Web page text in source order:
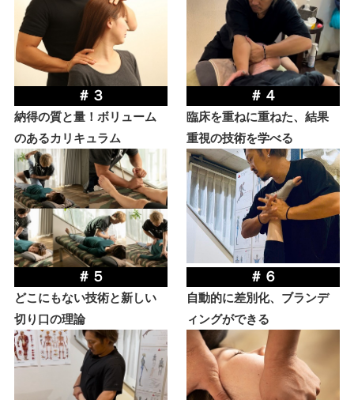
＃３
納得の質と量！ボリューム
のあるカリキュラム
＃４
臨床を重ねに重ねた、結果
重視の技術を学べる
＃５
どこにもない技術と新しい
切り口の理論
＃６
自動的に差別化、ブランデ
ィングができる